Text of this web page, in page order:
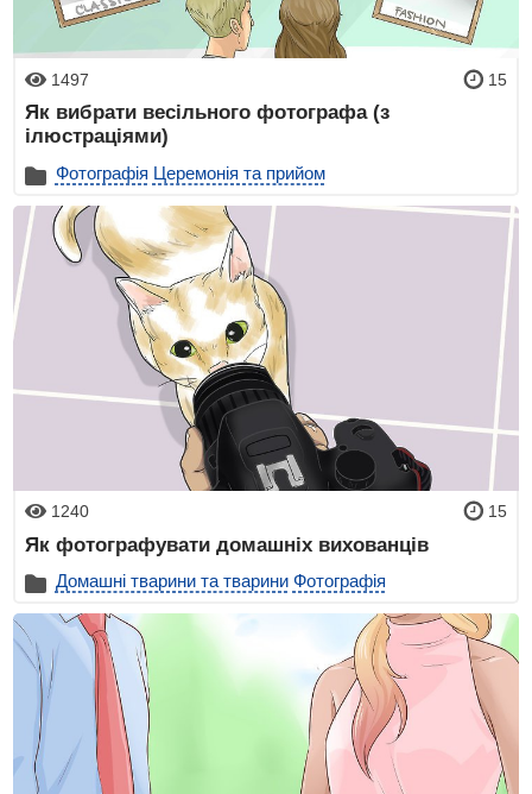
1497 15
Як вибрати весільного фотографа (з
ілюстраціями)
Фотографія Церемонія та прийом
1240 15
Як фотографувати домашніх вихованців
Домашні тварини та тварини Фотографія